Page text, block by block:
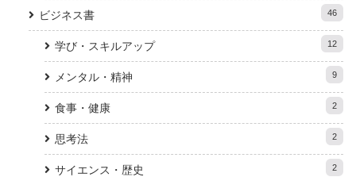
ビジネス書 46
学び・スキルアップ 12
メンタル・精神 9
食事・健康 2
思考法 2
サイエンス・歴史 2